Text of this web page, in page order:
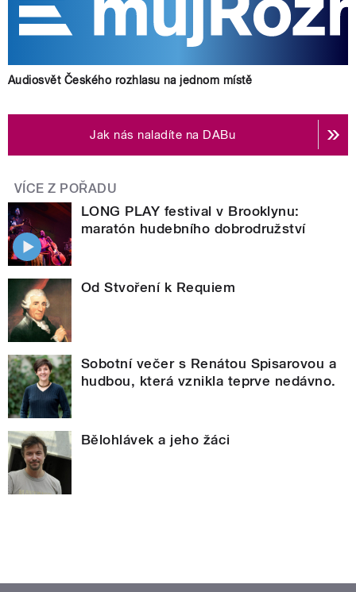
Audiosvět Českého rozhlasu na jednom místě
Jak nás naladíte na DABu
VÍCE Z POŘADU
LONG PLAY festival v Brooklynu:
maratón hudebního dobrodružství
Od Stvoření k Requiem
Sobotní večer s Renátou Spisarovou a
hudbou, která vznikla teprve nedávno.
Bělohlávek a jeho žáci